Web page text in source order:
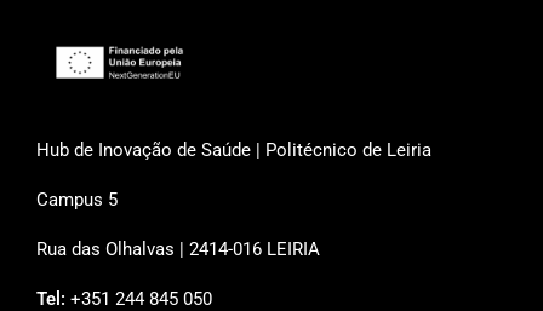
Hub de Inovação de Saúde | Politécnico de Leiria
Campus 5
Rua das Olhalvas | 2414-016 LEIRIA
Tel: +351 244 845 050